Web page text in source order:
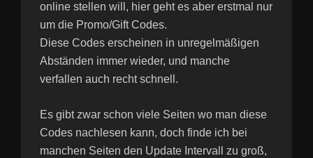
online stellen will, hier geht es aber erstmal nur
um die Promo/Gift Codes.
Diese Codes erscheinen in unregelmäßigen
Abständen immer wieder, und manche
verfallen auch recht schnell.
Es gibt zwar schon viele Seiten wo man diese
Codes nachlesen kann, doch finde ich bei
manchen Seiten den Update Intervall zu groß,